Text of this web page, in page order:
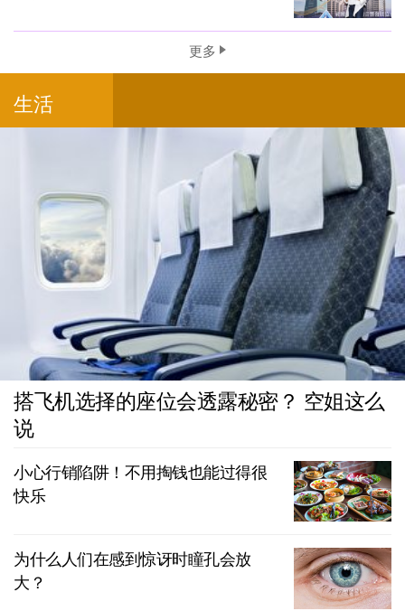
更多
生活
搭飞机选择的座位会透露秘密？ 空姐这么
说
小心行销陷阱！不用掏钱也能过得很
快乐
为什么人们在感到惊讶时瞳孔会放
大？